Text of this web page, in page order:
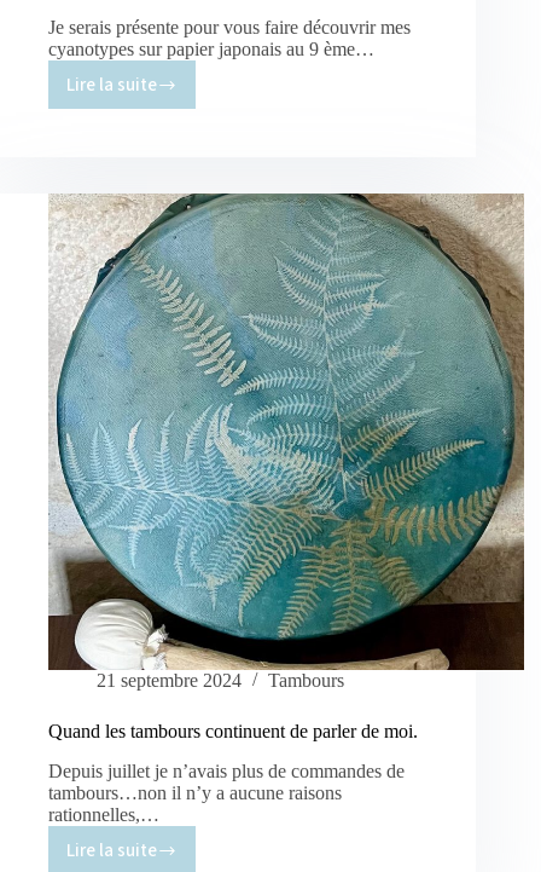
Je serais présente pour vous faire découvrir mes
cyanotypes sur papier japonais au 9 ème…
Lire la suite
Cognac,
novembre,
salon
de
la
créativité
et
de
l’artisanat
d’art.
21 septembre 2024 Tambours
Quand les tambours continuent de parler de moi.
Depuis juillet je n’avais plus de commandes de
tambours…non il n’y a aucune raisons
rationnelles,…
Lire la suite
Quand